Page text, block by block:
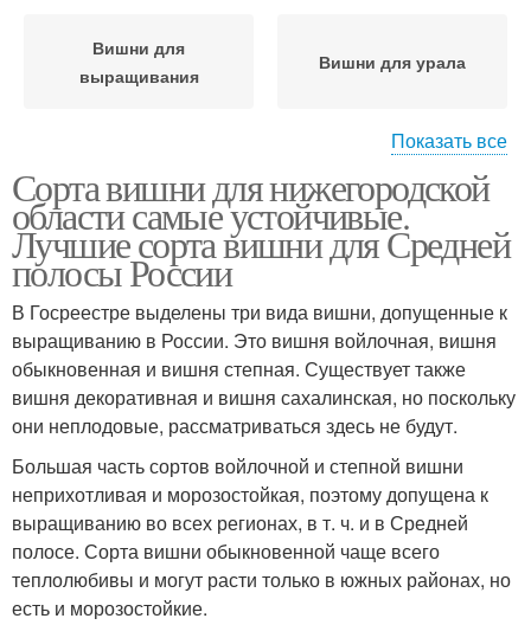
Вишни для
выращивания
Вишни для урала
области
Показать все
Сорта вишни для нижегородской
области самые устойчивые.
Лучшие сорта вишни для Средней
полосы России
В Госреестре выделены три вида вишни, допущенные к
выращиванию в России. Это вишня войлочная, вишня
обыкновенная и вишня степная. Существует также
вишня декоративная и вишня сахалинская, но поскольку
они неплодовые, рассматриваться здесь не будут.
Большая часть сортов войлочной и степной вишни
неприхотливая и морозостойкая, поэтому допущена к
выращиванию во всех регионах, в т. ч. и в Средней
полосе. Сорта вишни обыкновенной чаще всего
теплолюбивы и могут расти только в южных районах, но
есть и морозостойкие.